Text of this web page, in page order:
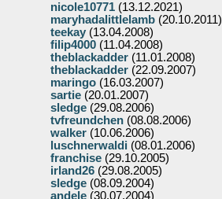
nicole10771 (13.12.2021)
maryhadalittlelamb (20.10.2011)
teekay (13.04.2008)
filip4000 (11.04.2008)
theblackadder (11.01.2008)
theblackadder (22.09.2007)
maringo (16.03.2007)
sartie (20.01.2007)
sledge (29.08.2006)
tvfreundchen (08.08.2006)
walker (10.06.2006)
luschnerwaldi (08.01.2006)
franchise (29.10.2005)
irland26 (29.08.2005)
sledge (08.09.2004)
andele (30.07.2004)